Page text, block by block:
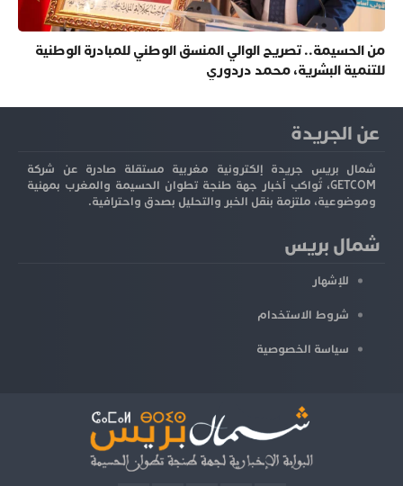
من الحسيمة.. تصريح الوالي المنسق الوطني للمبادرة الوطنية
للتنمية البشرية، محمد دردوري
عن الجريدة
شمال بريس جريدة إلكترونية مغربية مستقلة صادرة عن شركة
GETCOM، تُواكب أخبار جهة طنجة تطوان الحسيمة والمغرب بمهنية
وموضوعية، ملتزمة بنقل الخبر والتحليل بصدق واحترافية.
شمال بريس
للإشهار
شروط الاستخدام
سياسة الخصوصية